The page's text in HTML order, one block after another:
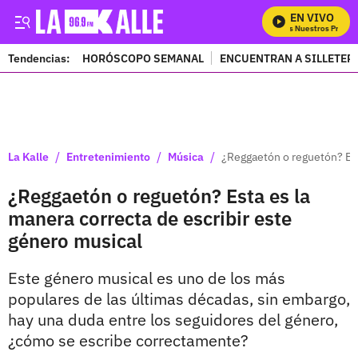
EN VIVO
Mira Todos Nuestros
Tendencias: HORÓSCOPO SEMANAL ENCUENTRAN A
La Kalle / Entretenimiento / Música / ¿Reggaetón o reguetón?
¿Reggaetón o reguetón? Esta es la
manera correcta de escribir este
género musical
Este género musical es uno de los más
populares de las últimas décadas, sin embargo,
hay una duda entre los seguidores del género,
¿cómo se escribe correctamente?